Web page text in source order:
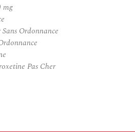
mg
Ordonnance
Pas Cher